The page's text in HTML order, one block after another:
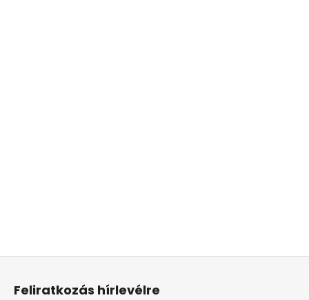
Feliratkozás hírlevélre